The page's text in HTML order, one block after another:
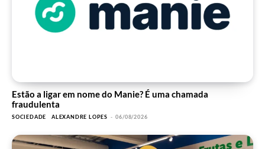
Estão a ligar em nome do Manie? É uma chamada
fraudulenta
SOCIEDADE ALEXANDRE LOPES - 06/08/2026